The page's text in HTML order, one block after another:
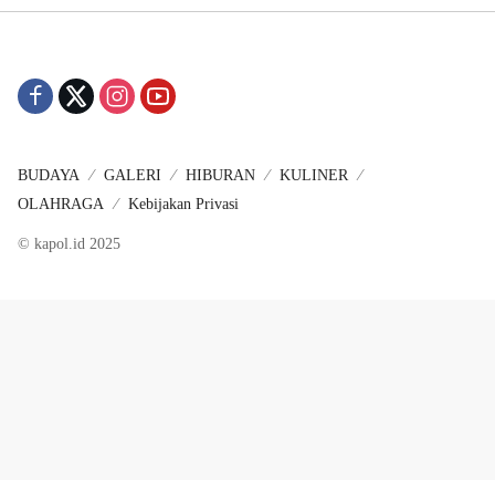
BUDAYA GALERI HIBURAN
KULINER
OLAHRAGA
Kebijakan Privasi
© kapol.id 2025